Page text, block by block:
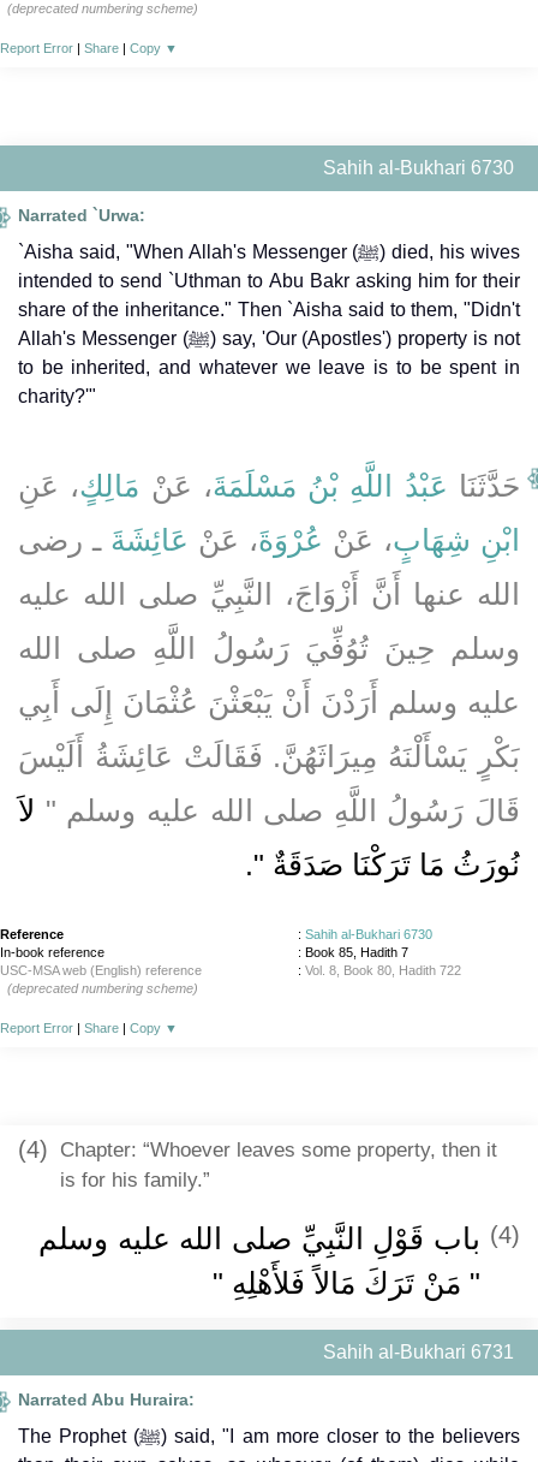
(deprecated numbering scheme)
Report Error Share Copy ▼
Sahih al-Bukhari 6730
Narrated `Urwa:
`Aisha said, "When Allah's Messenger (ﷺ) died, his wives
intended to send `Uthman to Abu Bakr asking him for their
share of the inheritance." Then `Aisha said to them, "Didn't
Allah's Messenger (ﷺ) say, 'Our (Apostles') property is not
to be inherited, and whatever we leave is to be spent in
charity?'"
حَدَّثَنَا عَبْدُ اللَّهِ بْنُ مَسْلَمَةَ، عَنْ مَالِكٍ، عَنِ
ابْنِ شِهَابٍ، عَنْ عُرْوَةَ، عَنْ عَائِشَةَ ـ رضى
الله عنها أَنَّ أَزْوَاجَ، النَّبِيِّ صلى الله عليه
وسلم حِينَ تُوُفِّيَ رَسُولُ اللَّهِ صلى الله
عليه وسلم أَرَدْنَ أَنْ يَبْعَثْنَ عُثْمَانَ إِلَى أَبِي
بَكْرٍ يَسْأَلْنَهُ مِيرَاثَهُنَّ‏.‏ فَقَالَتْ عَائِشَةُ أَلَيْسَ
قَالَ رَسُولُ اللَّهِ صلى الله عليه وسلم ‏"‏ لاَ
نُورَثُ مَا تَرَكْنَا صَدَقَةٌ ‏"‏‏.‏
Reference : Sahih al-Bukhari 6730
In-book reference
: Book 85, Hadith 7
USC-MSA web (English) reference
: Vol. 8, Book 80, Hadith 722
(deprecated numbering scheme)
Report Error Share Copy ▼
(4) Chapter: “Whoever leaves some property, then it
is for his family.”
(4) باب قَوْلِ النَّبِيِّ صلى الله عليه وسلم
‏"‏ مَنْ تَرَكَ مَالاً فَلأَهْلِهِ ‏"‏
Sahih al-Bukhari 6731
Narrated Abu Huraira:
The Prophet (ﷺ) said, "I am more closer to the believers